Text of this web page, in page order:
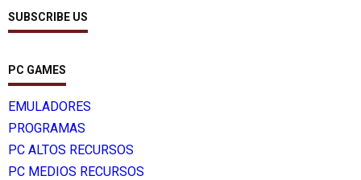
SUBSCRIBE US
PC GAMES
EMULADORES
PROGRAMAS
PC ALTOS RECURSOS
PC MEDIOS RECURSOS